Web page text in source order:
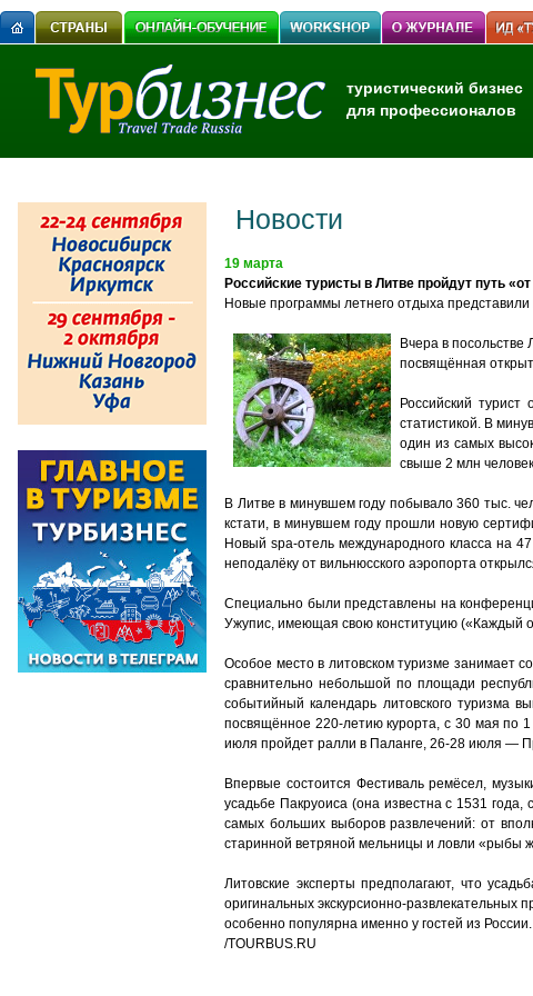
туристический бизнес
для профессионалов
Новости
19 марта
Российские туристы в Литве пройдут путь
Новые программы летнего отдыха
Вчера в посольстве
посвящённая
Российский
статистикой. В
один из самых
свыше 2 млн
В Литве в минувшем году побывало 360 тыс.
кстати, в минувшем году прошли новую
Новый spa-отель международного класса на
неподалёку от вильнюсского аэропорта
Специально были представлены на
Ужупис, имеющая свою конституцию («Каждый
Особое место в литовском туризме занимает
сравнительно небольшой по площади
событийный календарь литовского туризма
посвящённое 220-летию курорта, с 30 мая по
июля пройдет ралли в Паланге, 26-28 июля —
Впервые состоится Фестиваль ремёсел,
усадьбе Пакруоиса (она известна с 1531
самых больших выборов развлечений: от
старинной ветряной мельницы и ловли «рыбы
Литовские эксперты предполагают, что
оригинальных экскурсионно-развлекательных
особенно популярна именно у гостей из России.
/TOURBUS.RU